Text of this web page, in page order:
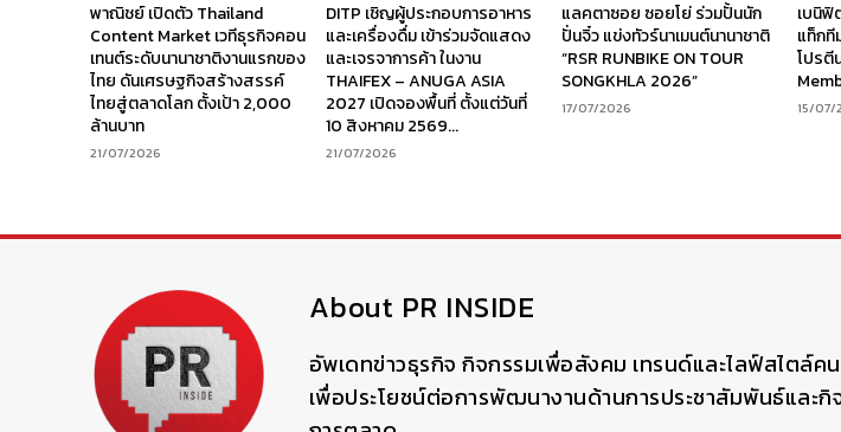
พาณิชย์ เปิดตัว Thailand
Content Market เวทีธุรกิจคอน
เทนต์ระดับนานาชาติงานแรกของ
ไทย ดันเศรษฐกิจสร้างสรรค์
ไทยสู่ตลาดโลก ตั้งเป้า 2,000
ล้านบาท
21/07/2026
DITP เชิญผู้ประกอบการอาหาร
และเครื่องดื่ม เข้าร่วมจัดแสดง
และเจรจาการค้า ในงาน
THAIFEX – ANUGA ASIA
2027 เปิดจองพื้นที่ ตั้งแต่วันที่
10 สิงหาคม 2569...
21/07/2026
แลคตาซอย ซอยโย่ ร่วมปั้นนัก
ปั่นจิ๋ว แข่งทัวร์นาเมนต์นานาชาติ
“RSR RUNBIKE ON TOUR
SONGKHLA 2026”
17/07/2026
เบนิฟิ
แท็กที
โปรตี
15/07/
About PR INSIDE
อัพเดทข่าวธุรกิจ กิจกรรมเพื่อสังคม เทรนด์และไลฟ์สไตล์ค
เพื่อประโยชน์ต่อการพัฒนางานด้านการประชาสัมพันธ์และกิ